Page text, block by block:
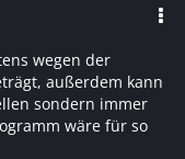
wegen der
außerdem kann
sondern immer
wäre für so